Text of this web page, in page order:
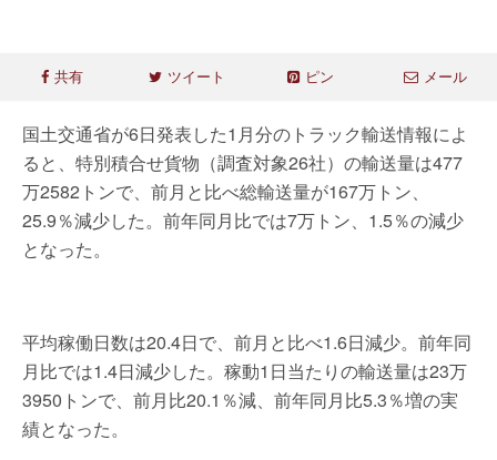
共有 ツイート ピン メール
国土交通省が6日発表した1月分のトラック輸送情報によ
ると、特別積合せ貨物（調査対象26社）の輸送量は477
万2582トンで、前月と比べ総輸送量が167万トン、
25.9％減少した。前年同月比では7万トン、1.5％の減少
となった。
平均稼働日数は20.4日で、前月と比べ1.6日減少。前年同
月比では1.4日減少した。稼動1日当たりの輸送量は23万
3950トンで、前月比20.1％減、前年同月比5.3％増の実
績となった。